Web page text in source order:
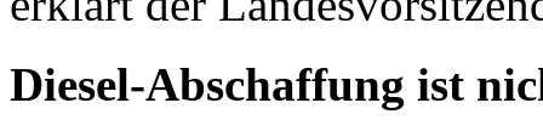
Diesel-Abschaffung ist